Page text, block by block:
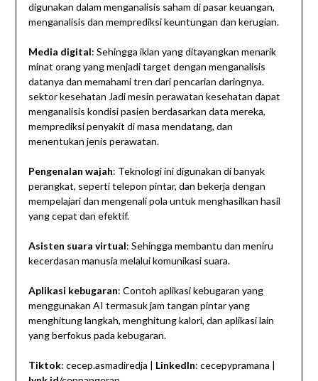
digunakan dalam menganalisis saham di pasar keuangan,
menganalisis dan memprediksi keuntungan dan kerugian.
Media digital: Sehingga iklan yang ditayangkan menarik
minat orang yang menjadi target dengan menganalisis
datanya dan memahami tren dari pencarian daringnya.
sektor kesehatan Jadi mesin perawatan kesehatan dapat
menganalisis kondisi pasien berdasarkan data mereka,
memprediksi penyakit di masa mendatang, dan
menentukan jenis perawatan.
Pengenalan wajah: Teknologi ini digunakan di banyak
perangkat, seperti telepon pintar, dan bekerja dengan
mempelajari dan mengenali pola untuk menghasilkan hasil
yang cepat dan efektif.
Asisten suara virtual: Sehingga membantu dan meniru
kecerdasan manusia melalui komunikasi suara.
Aplikasi kebugaran: Contoh aplikasi kebugaran yang
menggunakan AI termasuk jam tangan pintar yang
menghitung langkah, menghitung kalori, dan aplikasi lain
yang berfokus pada kebugaran.
Tiktok: cecep.asmadiredja | LinkedIn: cecepypramana |